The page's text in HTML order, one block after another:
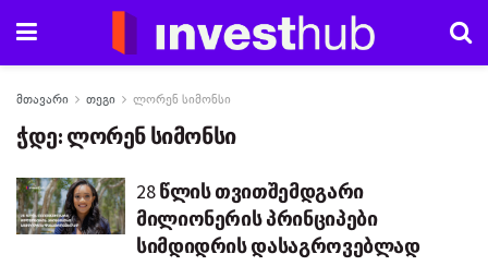
მთავარი თეგი ლორენ სიმონსი
ჭდე: ლორენ სიმონსი
28 წლის თვითშემდგარი
მილიონერის პრინციპები
სიმდიდრის დასაგროვებლად